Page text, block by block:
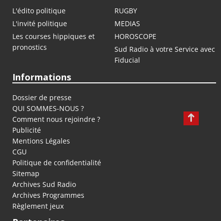
L'édito politique
RUGBY
L'invité politique
MEDIAS
Les courses hippiques et
pronostics
HOROSCOPE
Sud Radio à votre Service avec
Fiducial
Informations
Dossier de presse
QUI SOMMES-NOUS ?
Comment nous rejoindre ?
Publicité
Mentions Légales
CGU
Politique de confidentialité
Sitemap
Archives Sud Radio
Archives Programmes
Règlement jeux